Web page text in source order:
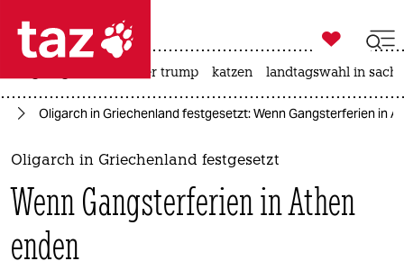
 taz zahl ich
taz zahl ich
themen
politik
öko

taz zahl ich
usa unter trump katzen landtagswahl in
Oligarch in Griechenland festgesetzt: Wenn Gangsterferien in
Oligarch in Griechenland festgesetzt
Wenn Gangsterferien in Athen
enden